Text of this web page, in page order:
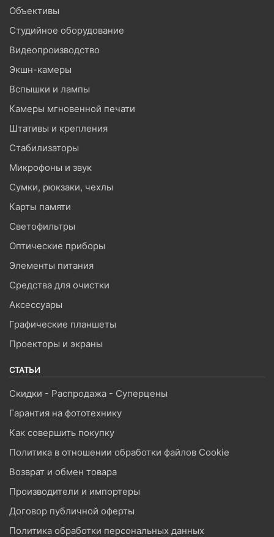
Объективы
Студийное оборудование
Видеопроизводство
Экшн-камеры
Вспышки и лампы
Камеры мгновенной печати
Штативы и крепления
Стабилизаторы
Микрофоны и звук
Сумки, рюкзаки, чехлы
Карты памяти
Светофильтры
Оптические приборы
Элементы питания
Средства для очистки
Аксессуары
Графические планшеты
Проекторы и экраны
СТАТЬИ
Скидки - Распродажа - Суперцены
Гарантия на фототехнику
Как совершить покупку
Политика в отношении обработки файлов Cookie
Возврат и обмен товара
Производители и импортеры
Договор публичной оферты
Политика обработки персональных данных